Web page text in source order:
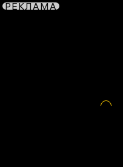
РЕКЛАМА